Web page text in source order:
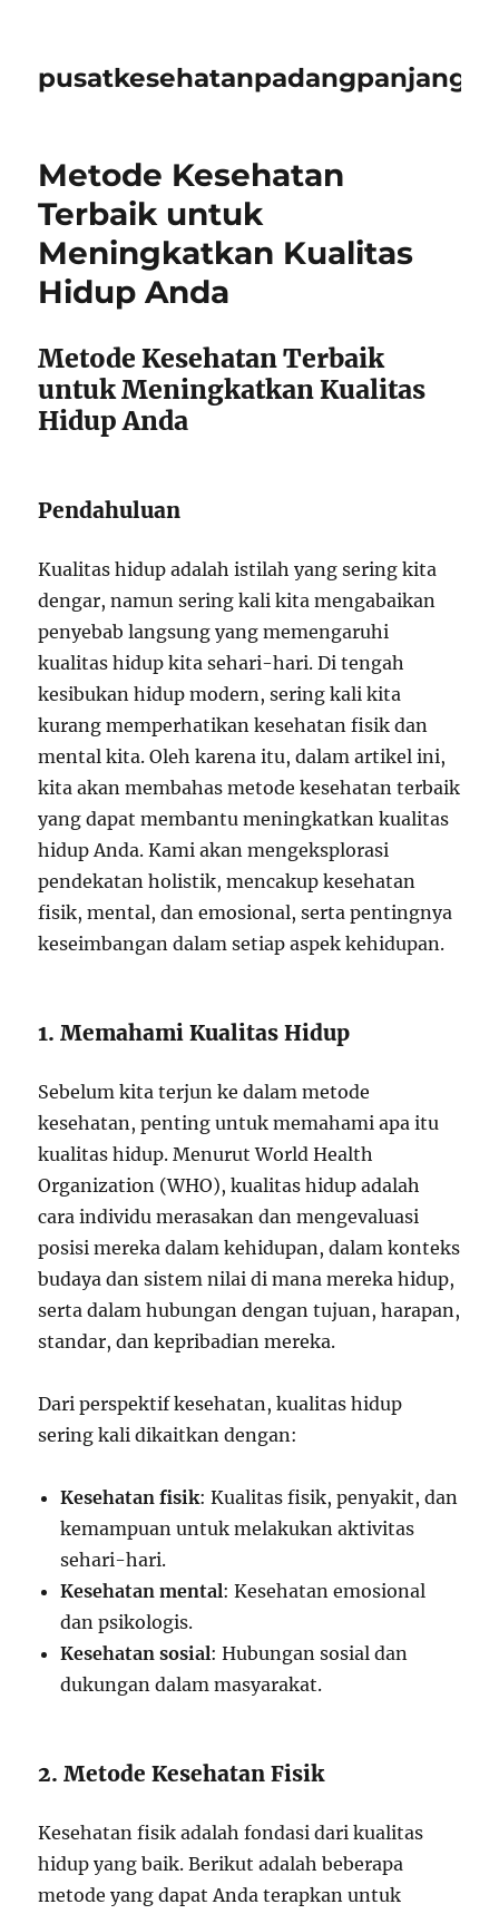
pusatkesehatanpadangpanjangid
Metode Kesehatan
Terbaik untuk
Meningkatkan Kualitas
Hidup Anda
Metode Kesehatan Terbaik
untuk Meningkatkan Kualitas
Hidup Anda
Pendahuluan
Kualitas hidup adalah istilah yang sering kita
dengar, namun sering kali kita mengabaikan
penyebab langsung yang memengaruhi
kualitas hidup kita sehari-hari. Di tengah
kesibukan hidup modern, sering kali kita
kurang memperhatikan kesehatan fisik dan
mental kita. Oleh karena itu, dalam artikel ini,
kita akan membahas metode kesehatan terbaik
yang dapat membantu meningkatkan kualitas
hidup Anda. Kami akan mengeksplorasi
pendekatan holistik, mencakup kesehatan
fisik, mental, dan emosional, serta pentingnya
keseimbangan dalam setiap aspek kehidupan.
1. Memahami Kualitas Hidup
Sebelum kita terjun ke dalam metode
kesehatan, penting untuk memahami apa itu
kualitas hidup. Menurut World Health
Organization (WHO), kualitas hidup adalah
cara individu merasakan dan mengevaluasi
posisi mereka dalam kehidupan, dalam konteks
budaya dan sistem nilai di mana mereka hidup,
serta dalam hubungan dengan tujuan, harapan,
standar, dan kepribadian mereka.
Dari perspektif kesehatan, kualitas hidup
sering kali dikaitkan dengan:
Kesehatan fisik: Kualitas fisik, penyakit, dan
kemampuan untuk melakukan aktivitas
sehari-hari.
Kesehatan mental: Kesehatan emosional
dan psikologis.
Kesehatan sosial: Hubungan sosial dan
dukungan dalam masyarakat.
2. Metode Kesehatan Fisik
Kesehatan fisik adalah fondasi dari kualitas
hidup yang baik. Berikut adalah beberapa
metode yang dapat Anda terapkan untuk